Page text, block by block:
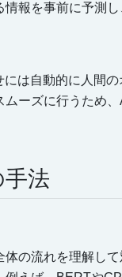
報を事前に予測
は自動的に人間の
ーズに行うため
法
の流れを理解し